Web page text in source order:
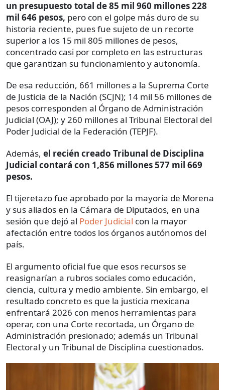
un presupuesto total de 85 mil 960 millones 228
mil 646 pesos, pero con el golpe más duro de su
historia reciente, pues fue sujeto de un recorte
superior a los 15 mil 805 millones de pesos,
concentrado casi por completo en las estructuras
que garantizan su funcionamiento y autonomía.
De esa reducción, 661 millones a la Suprema Corte
de Justicia de la Nación (SCJN); 14 mil 56 millones de
pesos corresponden al Órgano de Administración
Judicial (OAJ); y 260 millones al Tribunal Electoral del
Poder Judicial de la Federación (TEPJF).
Además, el recién creado Tribunal de Disciplina
Judicial contará con 1,856 millones 577 mil 669
pesos.
El tijeretazo fue aprobado por la mayoría de Morena
y sus aliados en la Cámara de Diputados, en una
sesión que dejó al Poder Judicial con la mayor
afectación entre todos los órganos autónomos del
país.
El argumento oficial fue que esos recursos se
reasignarían a rubros sociales como educación,
ciencia, cultura y medio ambiente. Sin embargo, el
resultado concreto es que la justicia mexicana
enfrentará 2026 con menos herramientas para
operar, con una Corte recortada, un Órgano de
Administración presionado; además un Tribunal
Electoral y un Tribunal de Disciplina cuestionados.